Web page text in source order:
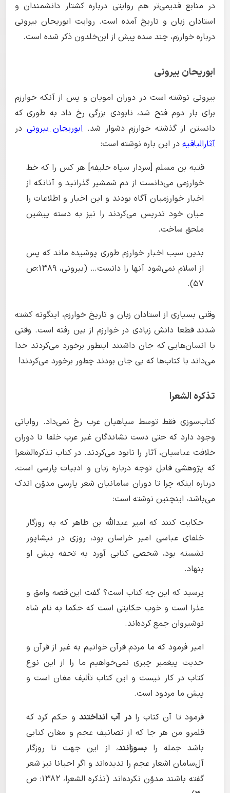
در منابع قدیمی‌تر هم روایتی درباره کشتار دانشمندان و
استادان زبان و تاریخ آمده است. روایت ابوریحان بیرونی
درباره خوارزم، چند سده پیش از ابن‌خلدون ذکر شده است.
ابوریحان بیرونی
بیرونی نوشته است در دوران امویان و پس از آنکه خوارزم
برای بار دوم فتح شد، نابودی بزرگی رخ داد به طوری که
دانستن از گذشته خوارزم دشوار شد. ابوریحان بیرونی در
آثارالباقیه در این باره نوشته است:
قتبه بن مسلم [سردار سپاه خلیفه] هر کس را که خط
خوارزمی می‌دانست از دم شمشیر گذرانید و آنانکه از
اخبار خوارزمیان آگاه بودند و این اخبار و اطلاعات را
میان خود تدریس می‌کردند را نیز به دسته پیشین
ملحق ساخت.
بدین سبب اخبار خوارزم طوری پوشیده ماند که پس
از اسلام نمی‌شود آنها را دانست… (بیرونی، ١۳۸۹:‌ص
۵۷).
وقتی بسیاری از استادان زبان و تاریخ خوارزم، اینگونه کشته
شدند قطعا دانش زیادی در خوارزم از بین رفته است. وقتی
با انسان‌هایی که جان داشتند اینطور برخورد می‌کردند خدا
می‌داند با کتاب‌ها که بی جان بودند چطور برخورد می‌کردند!
تذکره الشعرا
کتاب‌سوزی فقط توسط سپاهیان عرب رخ نمی‌داد. روایاتی
وجود دارد که حتی دست نشاندگان غیر عرب خلفا تا دوران
خلافت عباسیان، آثار را نابود می‌کردند. در کتاب تذکره‌الشعرا
که پژوهشی قابل توجه درباره زبان و ادبیات پارسی است،
درباره اینکه چرا تا دوران سامانیان شعر پارسی مدوّن اندک
می‌باشد، اینچنین نوشته است:
حکایت کنند که امیر عبدالله بن طاهر که به روزگار
خلفای عباسی امیر خراسان بود، روزی در نیشاپور
نشسته بود، شخصی کتابی آورد به تحفه پیش او
بنهاد.
پرسید که این چه کتاب است؟ گفت این قصه وامق و
عذرا است و خوب حکایتی است که حکما به نام شاه
نوشیروان جمع کرده‌اند.
امیر فرمود که ما مردم قرآن خوانیم به غیر از قرآن و
حدیث پیغمبر چیزی نمی‌خواهیم ما را از این نوع
کتاب در کار نیست و این کتاب تألیف مغان است و
پیش ما مردود است.
فرمود تا آن کتاب رادر آب انداختندو حکم کرد که
قلمرو من هر جا که از تصانیف عجم و مغان کتابی
باشد جمله رابسوزانند، از این جهت تا روزگار
آل‌سامان اشعار عجم را ندیده‌اند و اگر احيانا نیز شعر
گفته باشند مدوّن نکرده‌اند (تذکره الشعرا، ۱۳۸۲: ص